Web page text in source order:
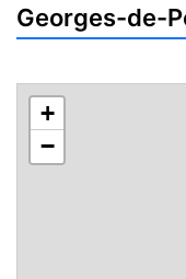
Georges-de-
+
−